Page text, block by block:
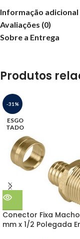
Informação adicional
Avaliações (0)
Sobre a Entrega
Produtos
-31%
ESGO
TADO
Conector Fixa Macho
mm x 1/2 Polegada